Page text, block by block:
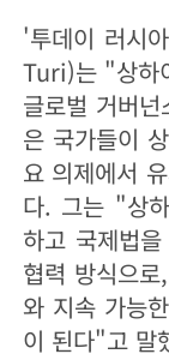
'투데이 러시
Turi)는 "상하
글로벌 거버
은 국가들이
요 의제에서
다. 그는 "상
하고 국제법
협력 방식으
와 지속 가능
이 된다"고 말